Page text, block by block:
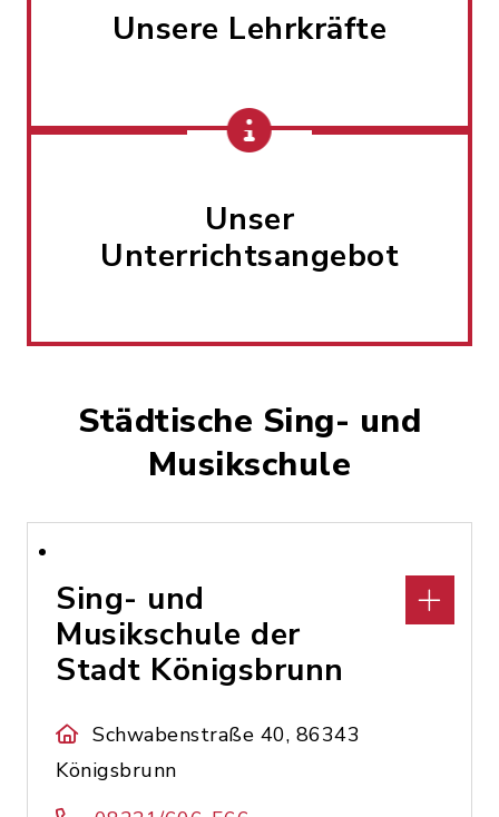
Unsere Lehrkräfte
Unser
Unterrichtsangebot
Städtische Sing- und
Musikschule
Sing- und
Musikschule der
Stadt Königsbrunn
Schwabenstraße 40, 86343
Königsbrunn